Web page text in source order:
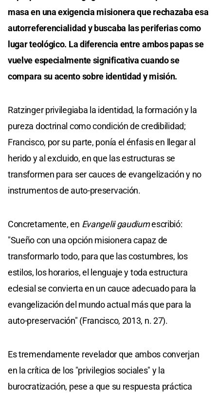
masa en una exigencia misionera que rechazaba esa
autorreferencialidad y buscaba las periferias como
lugar teológico. La diferencia entre ambos papas se
vuelve especialmente significativa cuando se
compara su acento sobre identidad y misión.
Ratzinger privilegiaba la identidad, la formación y la
pureza doctrinal como condición de credibilidad;
Francisco, por su parte, ponía el énfasis en llegar al
herido y al excluido, en que las estructuras se
transformen para ser cauces de evangelización y no
instrumentos de auto-preservación.
Concretamente, en Evangelii gaudiumescribió:
"Sueño con una opción misionera capaz de
transformarlo todo, para que las costumbres, los
estilos, los horarios, el lenguaje y toda estructura
eclesial se convierta en un cauce adecuado para la
evangelización del mundo actual más que para la
auto-preservación" (Francisco, 2013, n. 27).
Es tremendamente revelador que ambos converjan
en la crítica de los "privilegios sociales" y la
burocratización, pese a que su respuesta práctica